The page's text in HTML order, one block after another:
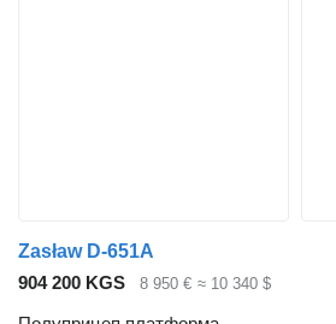
Zasław D-651A
904 200 KGS
8 950 € ≈ 10 340 $